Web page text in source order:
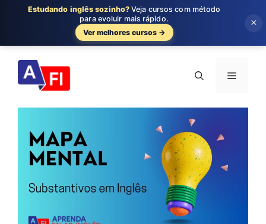
para
conteúdo
Menu
Estudando inglês sozinho? Veja cursos com método
para evoluir mais rápido.
Ver melhores cursos →
×